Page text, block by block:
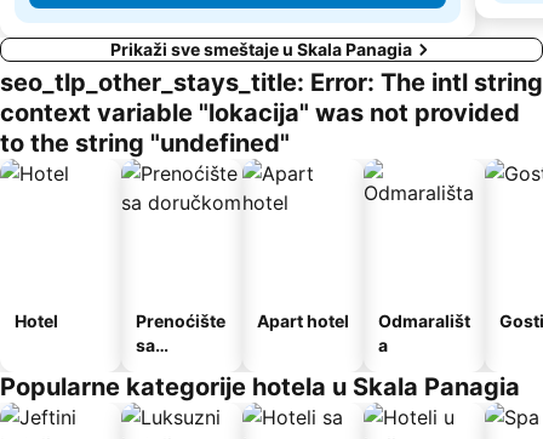
Prikaži sve smeštaje u Skala Panagia
seo_tlp_other_stays_title: Error: The intl string
context variable "lokacija" was not provided
to the string "undefined"
Hotel
Prenoćište
sa
Apart hotel
Odmarališt
a
Popularne kategorije hotela u Skala Panagia